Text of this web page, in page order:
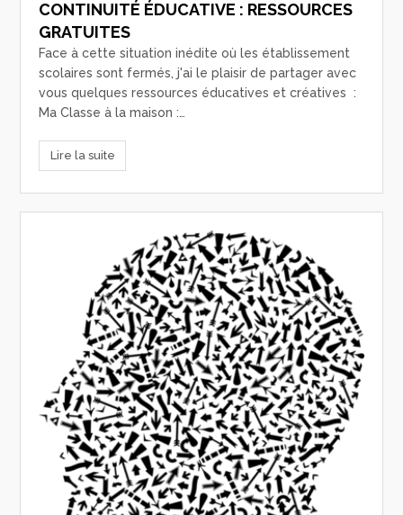
CONTINUITÉ ÉDUCATIVE : RESSOURCES
GRATUITES
Face à cette situation inédite où les établissement
scolaires sont fermés, j'ai le plaisir de partager avec
vous quelques ressources éducatives et créatives :
Ma Classe à la maison :…
Lire la suite